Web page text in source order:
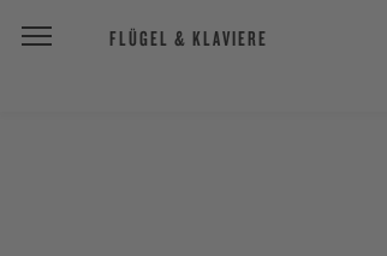
FLÜGEL & KLAVIERE